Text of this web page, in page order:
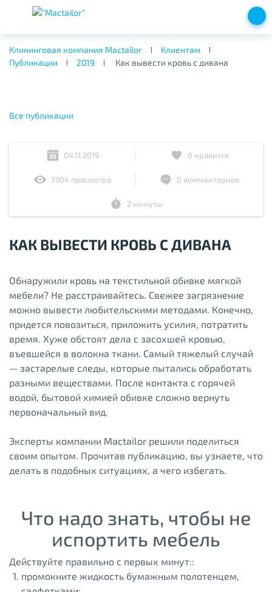
Клининговая компания Mactailor
Клиентам
Публикации
2019 Как вывести кровь с дивана
Все публикации
04.11.2019 0 нравится
7904 просмотра 0 комментариев
2 минуты
КАК ВЫВЕСТИ КРОВЬ С ДИВАНА
Обнаружили кровь на текстильной обивке мягкой
мебели? Не расстраивайтесь. Свежее загрязнение
можно вывести любительскими методами. Конечно,
придется повозиться, приложить усилия, потратить
время. Хуже обстоят дела с засохшей кровью,
въевшейся в волокна ткани. Самый тяжелый случай
— застарелые следы, которые пытались обработать
разными веществами. После контакта с горячей
водой, бытовой химией обивке сложно вернуть
первоначальный вид.
Эксперты компании Mactailor решили поделиться
своим опытом. Прочитав публикацию, вы узнаете, что
делать в подобных ситуациях, а чего избегать.
Что надо знать, чтобы не
испортить мебель
Действуйте правильно с первых минут::
промокните жидкость бумажным полотенцем,